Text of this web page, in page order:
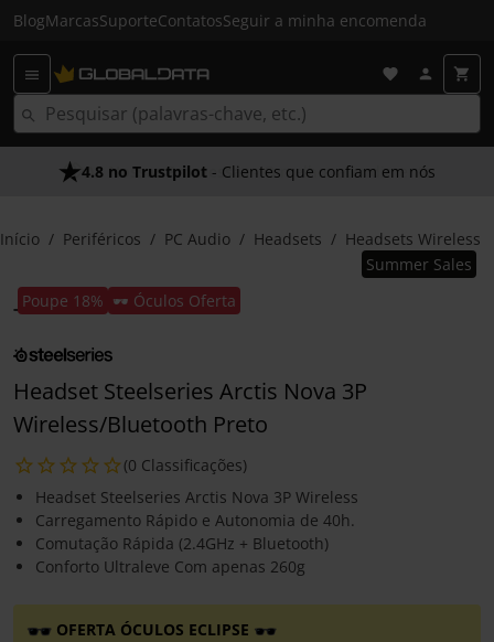
BlogMarcasSuporteContatosSeguir a minha encomenda
4.8 no Trustpilot - Clientes que confiam em nós
Início Periféricos PC Audio Headsets Headsets Wireless
Poupe 18% 🕶️ Óculos Oferta
Summer Sales
Headset Steelseries Arctis Nova 3P
Wireless/Bluetooth Preto
(0 Classificações)
Headset Steelseries Arctis Nova 3P Wireless
Carregamento Rápido e Autonomia de 40h.
Comutação Rápida (2.4GHz + Bluetooth)
Conforto Ultraleve Com apenas 260g
OFERTA ÓCULOS ECLIPSE